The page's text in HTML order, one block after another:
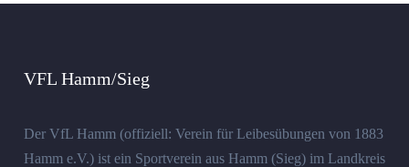
VFL Hamm/Sieg
Der VfL Hamm (offiziell: Verein für Leibesübungen von 1883
Hamm e.V.) ist ein Sportverein aus Hamm (Sieg) im Landkreis